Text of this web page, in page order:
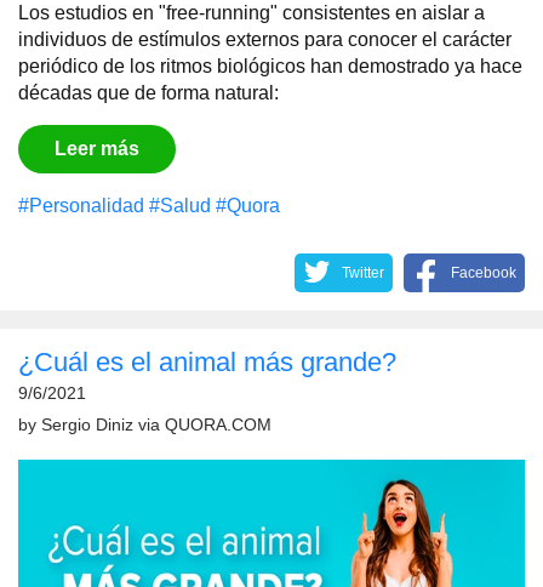
Los estudios en "free-running" consistentes en aislar a
individuos de estímulos externos para conocer el carácter
periódico de los ritmos biológicos han demostrado ya hace
décadas que de forma natural:
Leer más
#Personalidad #Salud #Quora
Twitter Facebook
¿Cuál es el animal más grande?
9/6/2021
by Sergio Diniz via QUORA.COM